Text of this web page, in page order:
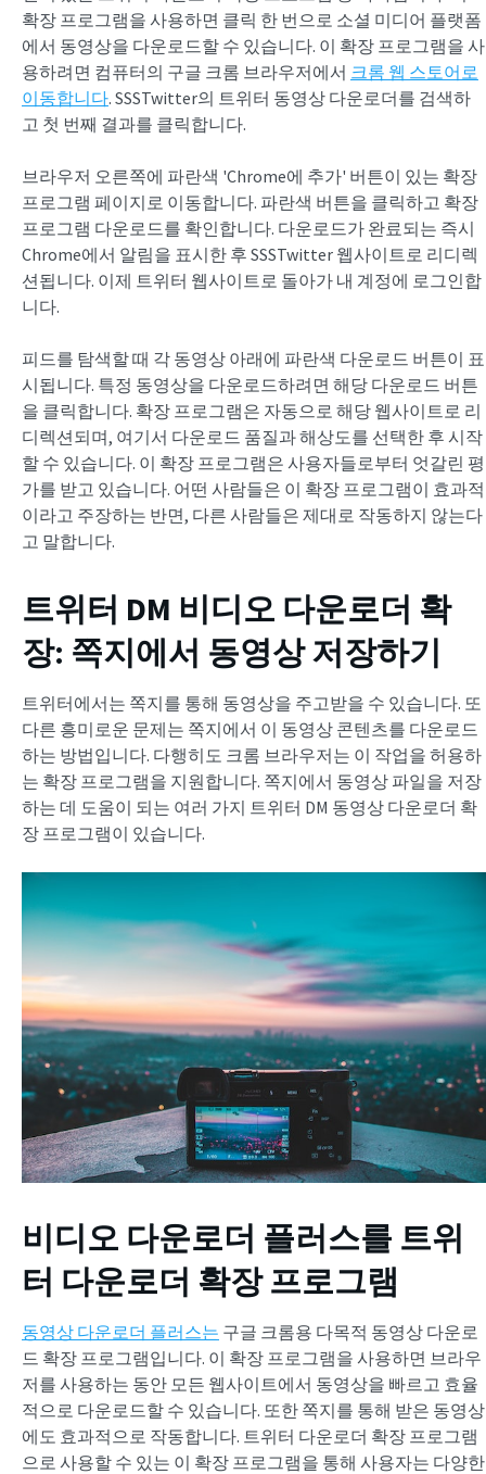
확장 프로그램을 사용하면 클릭 한 번으로 소셜 미디어 플랫폼
에서 동영상을 다운로드할 수 있습니다. 이 확장 프로그램을 사
용하려면 컴퓨터의 구글 크롬 브라우저에서 크롬 웹 스토어로
이동합니다. SSSTwitter의 트위터 동영상 다운로더를 검색하
고 첫 번째 결과를 클릭합니다.
브라우저 오른쪽에 파란색 'Chrome에 추가' 버튼이 있는 확장
프로그램 페이지로 이동합니다. 파란색 버튼을 클릭하고 확장
프로그램 다운로드를 확인합니다. 다운로드가 완료되는 즉시
Chrome에서 알림을 표시한 후 SSSTwitter 웹사이트로 리디렉
션됩니다. 이제 트위터 웹사이트로 돌아가 내 계정에 로그인합
니다.
피드를 탐색할 때 각 동영상 아래에 파란색 다운로드 버튼이 표
시됩니다. 특정 동영상을 다운로드하려면 해당 다운로드 버튼
을 클릭합니다. 확장 프로그램은 자동으로 해당 웹사이트로 리
디렉션되며, 여기서 다운로드 품질과 해상도를 선택한 후 시작
할 수 있습니다. 이 확장 프로그램은 사용자들로부터 엇갈린 평
가를 받고 있습니다. 어떤 사람들은 이 확장 프로그램이 효과적
이라고 주장하는 반면, 다른 사람들은 제대로 작동하지 않는다
고 말합니다.
트위터 DM 비디오 다운로더 확
장: 쪽지에서 동영상 저장하기
트위터에서는 쪽지를 통해 동영상을 주고받을 수 있습니다. 또
다른 흥미로운 문제는 쪽지에서 이 동영상 콘텐츠를 다운로드
하는 방법입니다. 다행히도 크롬 브라우저는 이 작업을 허용하
는 확장 프로그램을 지원합니다. 쪽지에서 동영상 파일을 저장
하는 데 도움이 되는 여러 가지 트위터 DM 동영상 다운로더 확
장 프로그램이 있습니다.
비디오 다운로더 플러스를 트위
터 다운로더 확장 프로그램
동영상 다운로더 플러스는 구글 크롬용 다목적 동영상 다운로
드 확장 프로그램입니다. 이 확장 프로그램을 사용하면 브라우
저를 사용하는 동안 모든 웹사이트에서 동영상을 빠르고 효율
적으로 다운로드할 수 있습니다. 또한 쪽지를 통해 받은 동영상
에도 효과적으로 작동합니다. 트위터 다운로더 확장 프로그램
으로 사용할 수 있는 이 확장 프로그램을 통해 사용자는 다양한